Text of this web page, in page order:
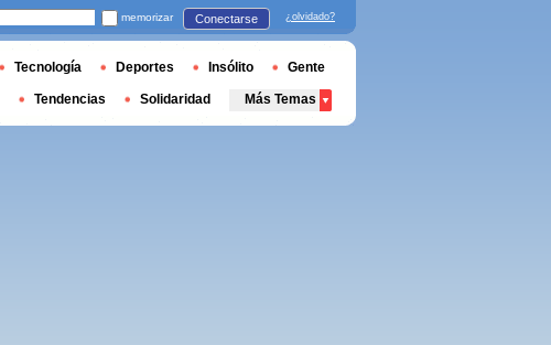
memorizar Conectarse ¿olvidado?
Tecnología Deportes Insólito Gente
Tendencias Solidaridad Más Temas